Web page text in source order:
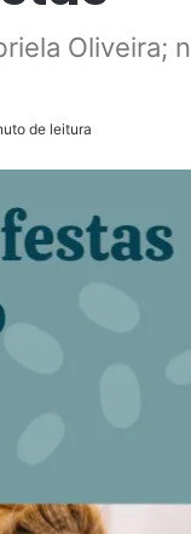
Oliveira;
de leitura